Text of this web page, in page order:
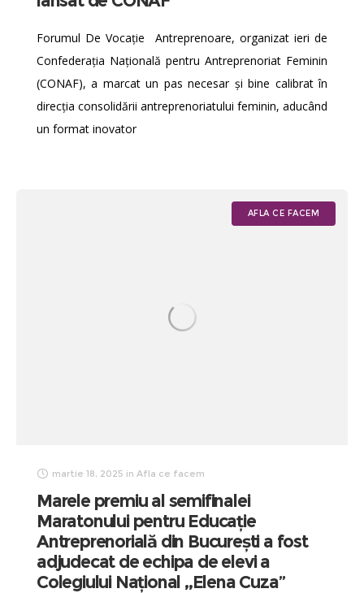
Forumul De Vocație Antreprenoare, organizat ieri de
Confederația Națională pentru Antreprenoriat Feminin
(CONAF), a marcat un pas necesar și bine calibrat în
direcția consolidării antreprenoriatului feminin, aducând
un format inovator
AFLA CE FACEM
martie 18, 2025 in Afla ce facem
Marele premiu al semifinalei
Maratonului pentru Educație
Antreprenorială din București a fost
adjudecat de echipa de elevi a
Colegiului Național ,,Elena Cuza”